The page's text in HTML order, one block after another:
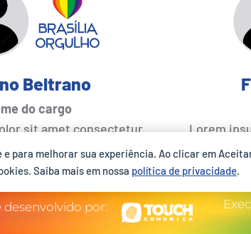
para melhorar sua experiência. Ao clicar em
Saiba mais em nossa política de privacidade.
Beltrano
do cargo
sit amet consectetur
elit dolor
Lorem
desenvolvido por: